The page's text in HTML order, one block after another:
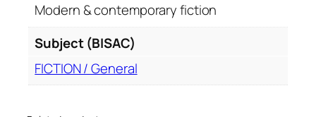
Modern & contemporary fiction
Subject (BISAC)
FICTION / General